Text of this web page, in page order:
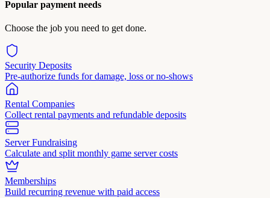
Popular payment needs
Choose the job you need to get done.
Security Deposits
Pre-authorize funds for damage, loss or no-shows
Rental Companies
Collect rental payments and refundable deposits
Server Fundraising
Calculate and split monthly game server costs
Memberships
Build recurring revenue with paid access